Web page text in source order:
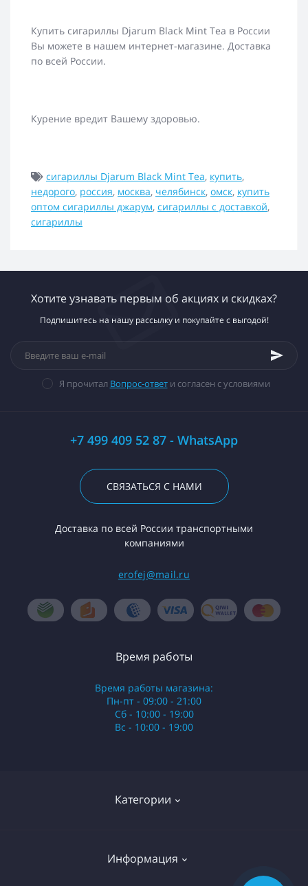
Купить сигариллы Djarum Black Mint Tea в России
Вы можете в нашем интернет-магазине. Доставка
по всей России.
Курение вредит Вашему здоровью.
сигариллы Djarum Black Mint Tea, купить,
недорого, россия, москва, челябинск, омск, купить
оптом сигариллы джарум, сигариллы с доставкой,
сигариллы
Хотите узнавать первым об акциях и скидках?
Подпишитесь на нашу рассылку и покупайте с выгодой!
Я прочитал Вопрос-ответи согласен с условиями
+7 499 409 52 87 - WhatsApp
СВЯЗАТЬСЯ С НАМИ
Доставка по всей России транспортными
компаниями
erofej@mail.ru
Категории
Информация
Время работы
Время работы магазина:
Пн-пт - 09:00 - 21:00
Сб - 10:00 - 19:00
Вс - 10:00 - 19:00